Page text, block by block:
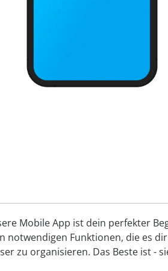
Mobile App ist dein perfekter
notwendigen Funktionen, die es
zu organisieren. Das Beste ist -